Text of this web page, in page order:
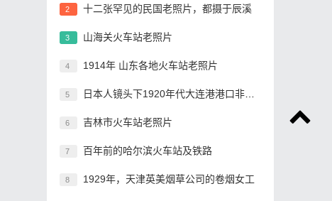
2 十二张罕见的民国老照片，都摄于辰溪
3 山海关火车站老照片
4 1914年 山东各地火车站老照片
5 日本人镜头下1920年代大连港港口非常繁华
6 吉林市火车站老照片
7 百年前的哈尔滨火车站及铁路
8 1929年，天津英美烟草公司的卷烟女工